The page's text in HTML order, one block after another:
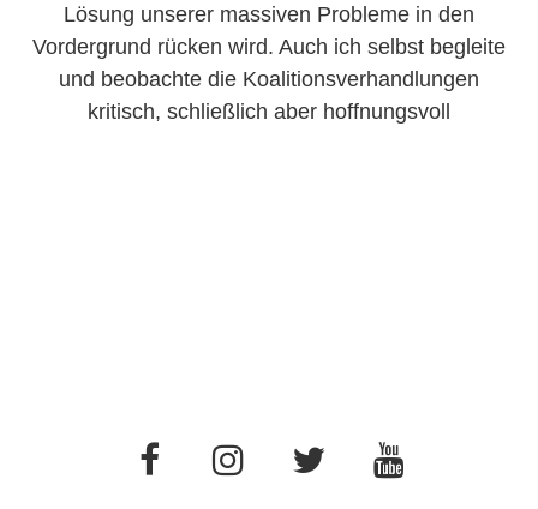
Lösung unserer massiven Probleme in den
Vordergrund rücken wird. Auch ich selbst begleite
und beobachte die Koalitionsverhandlungen
kritisch, schließlich aber hoffnungsvoll